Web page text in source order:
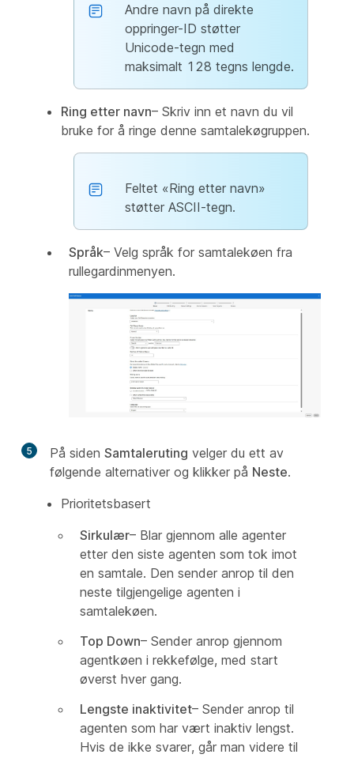
Andre navn på direkte
oppringer-ID støtter
Unicode-tegn med
maksimalt 128 tegns lengde.
Ring etter navn– Skriv inn et navn du vil
bruke for å ringe denne samtalekøgruppen.
Feltet «Ring etter navn»
støtter ASCII-tegn.
Språk– Velg språk for samtalekøen fra
rullegardinmenyen.
5 På siden Samtaleruting velger du ett av
følgende alternativer og klikker på Neste.
Prioritetsbasert
Sirkulær– Blar gjennom alle agenter
etter den siste agenten som tok imot
en samtale. Den sender anrop til den
neste tilgjengelige agenten i
samtalekøen.
Top Down– Sender anrop gjennom
agentkøen i rekkefølge, med start
øverst hver gang.
Lengste inaktivitet– Sender anrop til
agenten som har vært inaktiv lengst.
Hvis de ikke svarer, går man videre til